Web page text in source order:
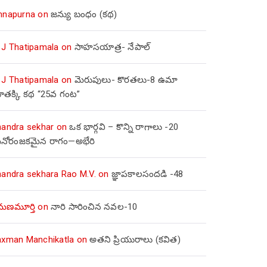
onజన్యు బంధం (కథ)
Thatipamala on సాహసయాత్ర- నేపాల్‌
Thatipamala on మెరుపులు- కొరతలు-8 ఉమా
కథ “25వ గంట”
sekhar onఒక భార్గవి – కొన్ని రాగాలు -20
రాగం—అభేరి
sekhara Rao M.V. on జ్ఞాపకాలసందడి -48
onనారి సారించిన నవల-10
Manchikatla onఅతని ప్రియురాలు (కవిత)